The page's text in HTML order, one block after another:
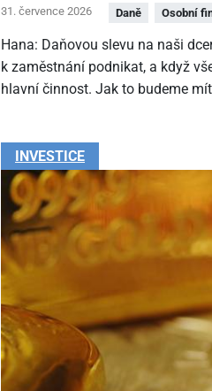
31. července 2026 Daně Osobní
Hana: Daňovou slevu na naši
k zaměstnání podnikat, a když
hlavní činnost. Jak to budeme
INVESTICE